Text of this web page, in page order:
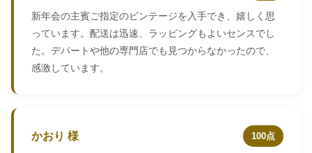
新年会の主賓ご指定のビンテージを入手でき、嬉しく思
っています。配送は迅速、ラッピングもよいセンスでし
た。デパートや他の専門店でも見つからなかったので、
感激しています。
かおり 様 100点